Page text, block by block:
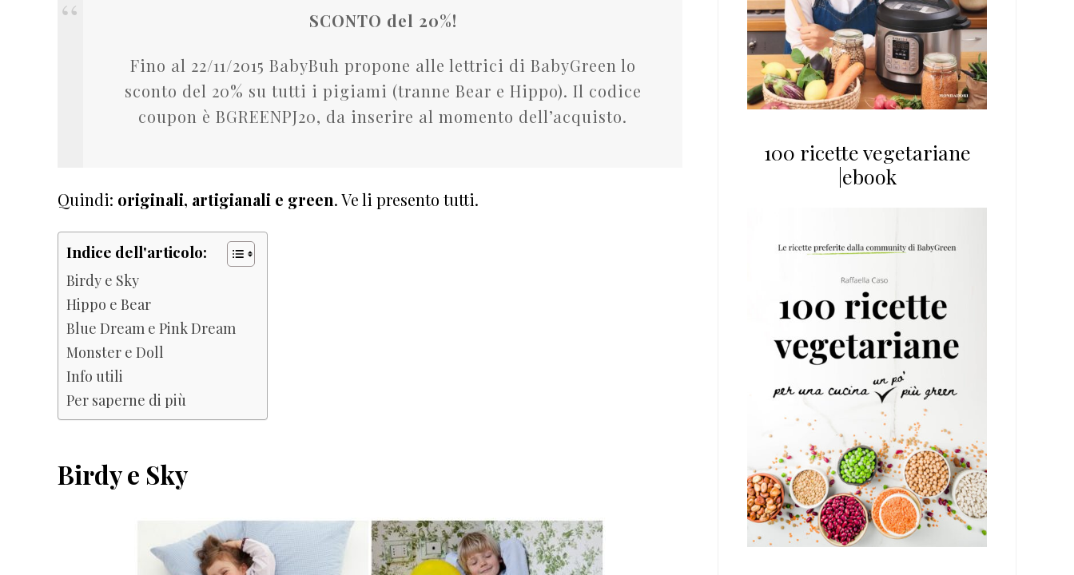
SCONTO del 20%!
Fino al 22/11/2015 BabyBuh propone alle lettrici di BabyGreen lo
sconto del 20% su tutti i pigiami (tranne Bear e Hippo). Il codice
coupon è BGREENPJ20, da inserire al momento dell’acquisto.
Quindi: originali, artigianali e green. Ve li presento tutti.
Indice dell'articolo:
Birdy e Sky
Hippo e Bear
Blue Dream e Pink Dream
Monster e Doll
Info utili
Per saperne di più
Birdy e Sky
100 ricette vegetariane
|ebook